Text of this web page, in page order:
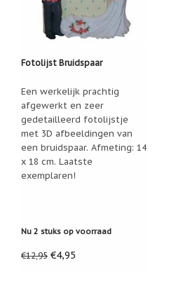
Fotolijst Bruidspaar
Een werkelijk prachtig
afgewerkt en zeer
gedetailleerd fotolijstje
met 3D afbeeldingen van
een bruidspaar. Afmeting: 14
x 18 cm. Laatste
exemplaren!
Nu 2 stuks op voorraad
€12,95 €4,95